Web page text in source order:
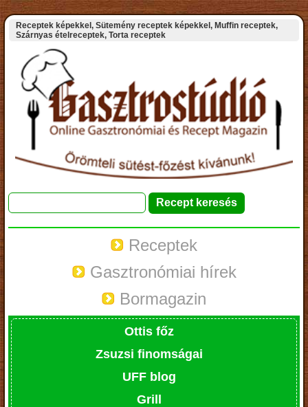
Receptek képekkel, Sütemény receptek képekkel, Muffin receptek,
Szárnyas ételreceptek, Torta receptek
Receptek
Gasztronómiai hírek
Bormagazin
Ottis főz
Zsuzsi finomságai
UFF blog
Grill